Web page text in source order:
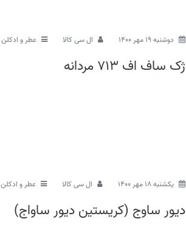
دوشنبه 19 مهر 1400 ال سی کالا عطر و ادکلن
ژک ساف اف 713 مردانه
يكشنبه 18 مهر 1400 ال سی کالا عطر و ادکلن
دیور ساوج (کریستین دیور ساواج)